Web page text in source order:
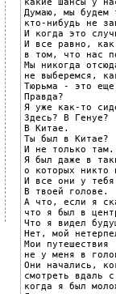
Думаю, мы будем
кто-нибудь не
И когда это
И все равно, как
в том, что нас
Мы никогда
не выберемся,
Тюрьма - это
Правда?
Я уже как-то
Здесь? В Генуе?
В Китае.
Ты был в Китае?
И не только там.
Я был даже в
о которых никто
И все они у
В твоей голове.
А что, если я
что я был в
Что я видел
Нет, мой
Мои путешествия
не у меня в
Они начались,
смотреть вдаль
когда я был